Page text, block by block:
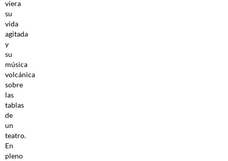
viera
su
vida
agitada
y
su
música
volcánica
sobre
las
tablas
de
un
teatro.
En
pleno